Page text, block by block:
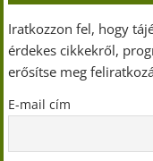
Iratkozzon fel, hogy
érdekes cikkekről,
erősítse meg
E-mail cím